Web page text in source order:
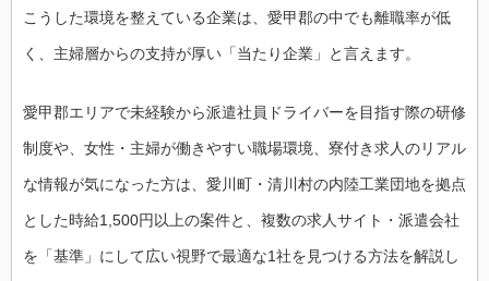
こうした環境を整えている企業は、愛甲郡の中でも離職率が低
く、主婦層からの支持が厚い「当たり企業」と言えます。
愛甲郡エリアで未経験から派遣社員ドライバーを目指す際の研修
制度や、女性・主婦が働きやすい職場環境、寮付き求人のリアル
な情報が気になった方は、愛川町・清川村の内陸工業団地を拠点
とした時給1,500円以上の案件と、複数の求人サイト・派遣会社
を「基準」にして広い視野で最適な1社を見つける方法を解説し